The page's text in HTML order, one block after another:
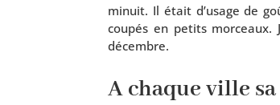
minuit. Il était d’usage de
cou­pés en petits mor­ceaux.
décembre.
A chaque ville